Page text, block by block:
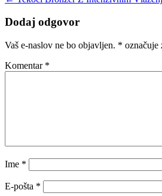
Dodaj odgovor
Vaš e-naslov ne bo objavljen. * označuje
Komentar *
Ime *
E-pošta *